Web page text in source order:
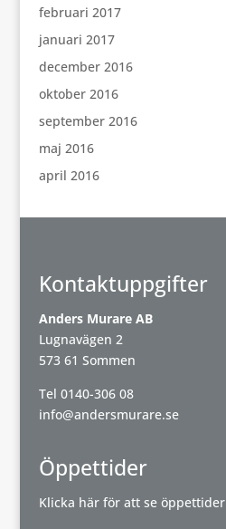
februari 2017
januari 2017
december 2016
oktober 2016
september 2016
maj 2016
april 2016
Kontaktuppgifter
Anders Murare AB
Lugnavägen 2
573 61 Sommen
Tel 0140-306 08
info@andersmurare.se
Öppettider
Klicka här för att se öppettider